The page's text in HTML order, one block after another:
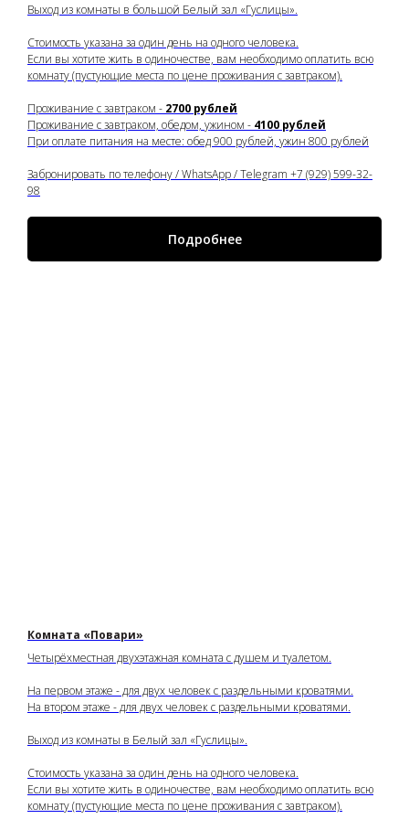
Выход из комнаты в большой Белый зал «Гуслицы».
Стоимость указана за один день на одного человека.
Если вы хотите жить в одиночестве, вам необходимо оплатить всю
комнату (пустующие места по цене проживания с завтраком).
Проживание с завтраком - 2700 рублей
Проживание с завтраком, обедом, ужином - 4100 рублей
При оплате питания на месте: обед 900 рублей, ужин 800 рублей
Забронировать по телефону / WhatsApp / Telegram +7 (929) 599-32-
98
Подробнее
Комната «Повари»
Четырёхместная двухэтажная комната с душем и туалетом.
На первом этаже - для двух человек с раздельными кроватями.
На втором этаже - для двух человек с раздельными кроватями.
Выход из комнаты в Белый зал «Гуслицы».
Стоимость указана за один день на одного человека.
Если вы хотите жить в одиночестве, вам необходимо оплатить всю
комнату (пустующие места по цене проживания с завтраком).